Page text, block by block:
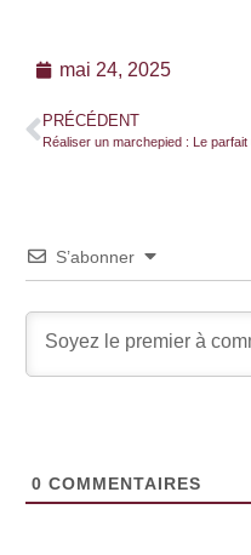
mai 24, 2025
PRÉCÉDENT
S’abonner
0 COMMENTAIRES